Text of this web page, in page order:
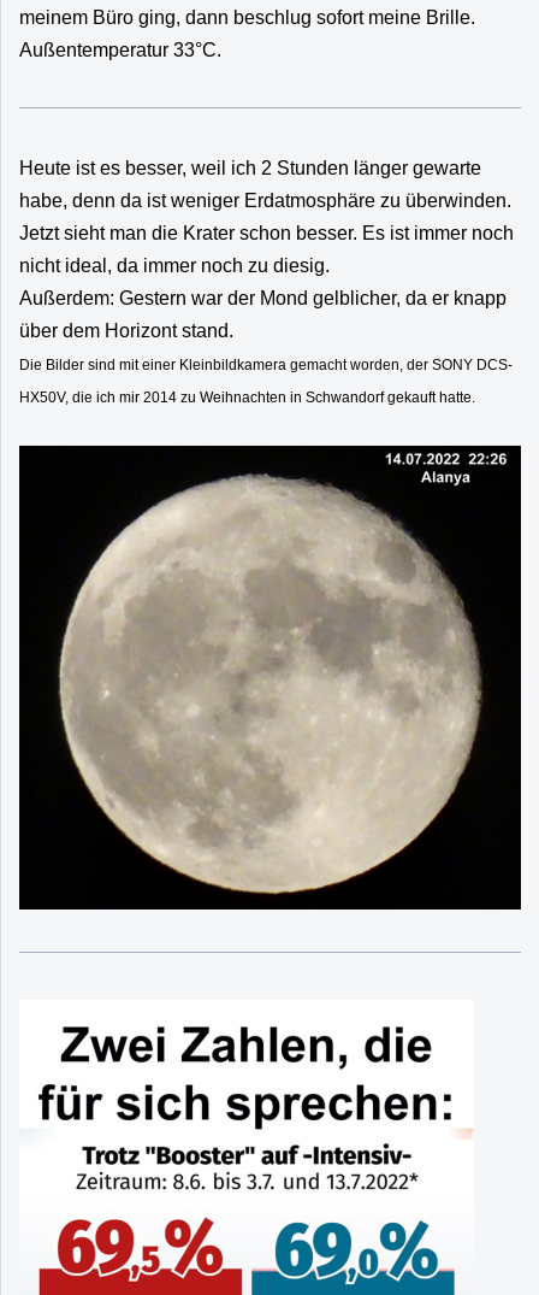
meinem Büro ging, dann beschlug sofort meine Brille.
Außentemperatur 33°C.
Heute ist es besser, weil ich 2 Stunden länger gewarte
habe, denn da ist weniger Erdatmosphäre zu überwinden.
Jetzt sieht man die Krater schon besser. Es ist immer noch
nicht ideal, da immer noch zu diesig.
Außerdem: Gestern war der Mond gelblicher, da er knapp
über dem Horizont stand.
Die Bilder sind mit einer Kleinbildkamera gemacht worden, der SONY DCS-
HX50V, die ich mir 2014 zu Weihnachten in Schwandorf gekauft hatte.